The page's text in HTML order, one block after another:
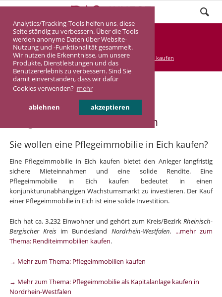
Analytics/Tracking-Tools helfen uns, diese
Seite ständig zu verbessern. Über die Tools
werden anonyme Daten über Website-
Nutzung und -Funktionalität gesammelt.
Wir nutzen die Erkenntnisse, um unsere
Produkte, Dienstleistungen und das
Benutzererlebnis zu verbessern. Sind Sie
damit einverstanden, dass wir dafür
Cookies verwenden? mehr
ablehnen akzeptieren
Pflegeimmobilie Eich
DASINVEST Service Pflegeimmobilie kaufen
Pflegeimmobilie in Eich
Pflegeimmobilie in Eich kaufen
Sie wollen eine Pflegeimmobilie in Eich kaufen?
Eine Pflegeimmobilie in Eich kaufen bietet den Anleger langfristig
sichere Mieteinnahmen und eine solide Rendite. Eine
Pflegeimmobilie in Eich kaufen bedeutet in einen
konjunkturunabhängigen Wachstumsmarkt zu investieren. Der Kauf
einer Pflegeimmobilie in Eich ist eine solide Investition.
Eich hat ca. 3.232 Einwohner und gehört zum Kreis/BezirkRheinisch-
Bergischer Kreisim Bundesland Nordrhein-Westfalen. ...mehr zum
Thema: Renditeimmobilien kaufen.
→ Mehr zum Thema: Pflegeimmobilien kaufen
→ Mehr zum Thema: Pflegeimmobilie als Kapitalanlage kaufen in
Nordrhein-Westfalen